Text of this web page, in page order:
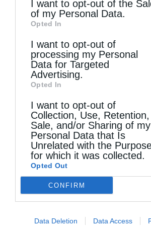
third parties on theIAB’s List of
Downstream Participants
disclose it to other third parties.
I want to opt-out of the
of my Personal Data.
Opted In
I want to opt-out of
processing my Personal
Data for Targeted
Advertising.
Opted In
I want to opt-out of
Collection, Use, Retention,
Sale, and/or Sharing of my
Personal Data that Is
Unrelated with the
for which it was collected.
Opted Out
CONFIRM
Data Deletion Data Access
Η Εορτή της Μεταμορφώσεως στη